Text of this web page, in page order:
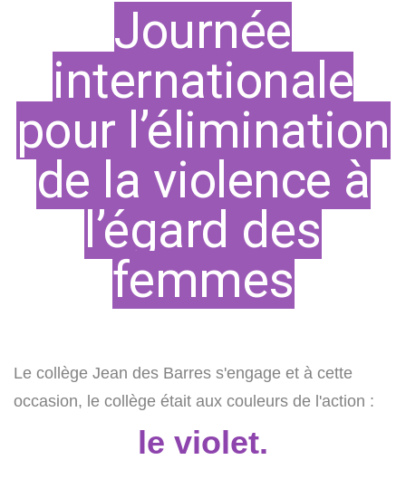
Journée
internationale
pour l’élimination
de la violence à
l’égard des
femmes
Le collège Jean des Barres s'engage et à cette
occasion, le collège était aux couleurs de l'action :
le violet.